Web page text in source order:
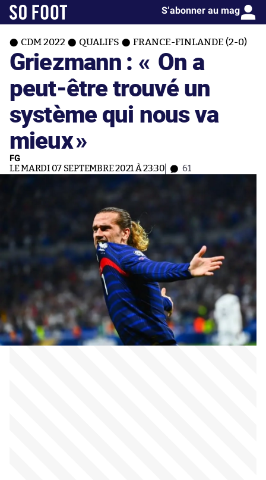
S’abonner au mag
CDM 2022 QUALIFS FRANCE-FINLANDE (2-0)
Griezmann : « On a
peut-être trouvé un
système qui nous va
mieux»
FG
LE MARDI 07 SEPTEMBRE 2021 À 23:30 61